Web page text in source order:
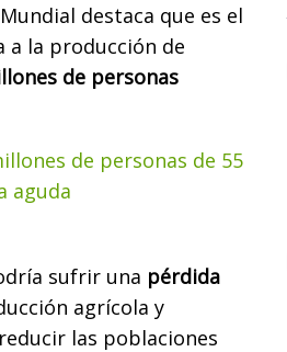
destaca que es el
a la producción de
de personas
de personas de 55
aguda
sufrir una pérdida
agrícola y
las poblaciones